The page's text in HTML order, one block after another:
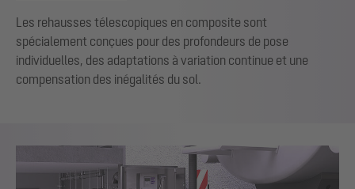
Les rehausses télescopiques en composite sont
spécialement conçues pour des profondeurs de pose
individuelles, des adaptations à variation continue et une
compensation des inégalités du sol.